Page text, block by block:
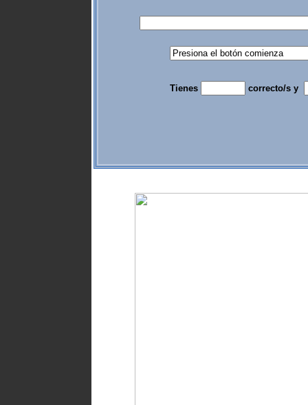
Tienes correcto/s y